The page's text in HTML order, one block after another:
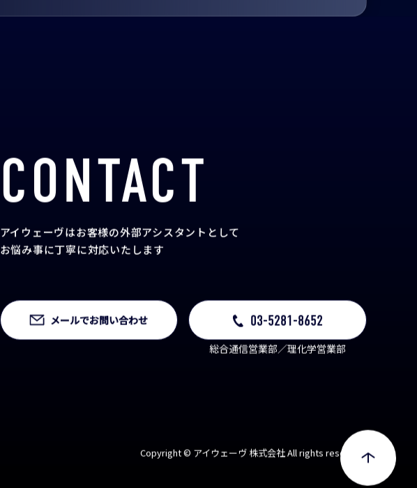
CONTACT
アイウェーヴはお客様の外部アシスタント として
お悩み事に丁寧に対応いたします
メールでお問い合わせ 03-5281-8652
総合通信営業部／理化学営業部
Copyright © アイウェーヴ 株式会社 All rights reserved.